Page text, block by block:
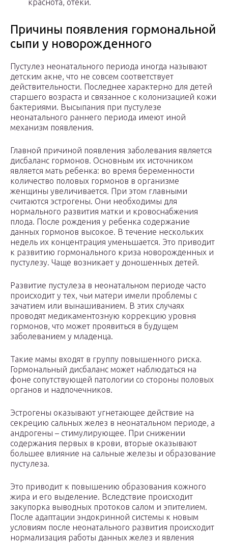
краснота, отеки.
Причины появления гормональной
сыпи у новорожденного
Пустулез неонатального периода иногда называют
детским акне, что не совсем соответствует
действительности. Последнее характерно для детей
старшего возраста и связанное с колонизацией кожи
бактериями. Высыпания при пустулезе
неонатального раннего периода имеют иной
механизм появления.
Главной причиной появления заболевания является
дисбаланс гормонов. Основным их источником
является мать ребенка: во время беременности
количество половых гормонов в организме
женщины увеличивается. При этом главными
считаются эстрогены. Они необходимы для
нормального развития матки и кровоснабжения
плода. После рождения у ребенка содержание
данных гормонов высокое. В течение нескольких
недель их концентрация уменьшается. Это приводит
к развитию гормонального криза новорожденных и
пустулезу. Чаще возникает у доношенных детей.
Развитие пустулеза в неонатальном периоде часто
происходит у тех, чьи матери имели проблемы с
зачатием или вынашиванием. В этих случаях
проводят медикаментозную коррекцию уровня
гормонов, что может проявиться в будущем
заболеванием у младенца.
Такие мамы входят в группу повышенного риска.
Гормональный дисбаланс может наблюдаться на
фоне сопутствующей патологии со стороны половых
органов и надпочечников.
Эстрогены оказывают угнетающее действие на
секрецию сальных желез в неонатальном периоде, а
андрогены – стимулирующее. При снижении
содержания первых в крови, вторые оказывают
большее влияние на сальные железы и образование
пустулеза.
Это приводит к повышению образования кожного
жира и его выделение. Вследствие происходит
закупорка выводных протоков салом и эпителием.
После адаптации эндокринной системы к новым
условиям после неонатального развития происходит
нормализация работы данных желез и явления